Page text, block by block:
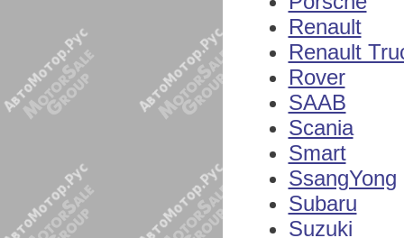
Renault
Renault
Rover
SAAB
Scania
Smart
SsangYong
Subaru
Suzuki